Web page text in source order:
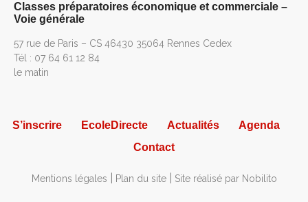
Classes préparatoires économique et commerciale –
Voie générale
57 rue de Paris – CS 46430 35064 Rennes Cedex
Tél : 07 64 61 12 84
le matin
S’inscrire EcoleDirecte Actualités
Agenda
Contact
Mentions légales Plan du site Site réalisé par Nobilito